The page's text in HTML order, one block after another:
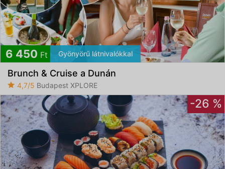
6 450 Ft Gyönyörű látnivalókkal
Brunch & Cruise a Dunán
4,7/5 Budapest XPLORE
-26 %